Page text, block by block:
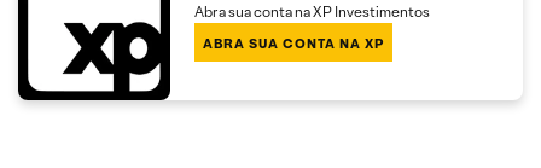
Abra sua conta na XP Investimentos
ABRA SUA CONTA NA XP